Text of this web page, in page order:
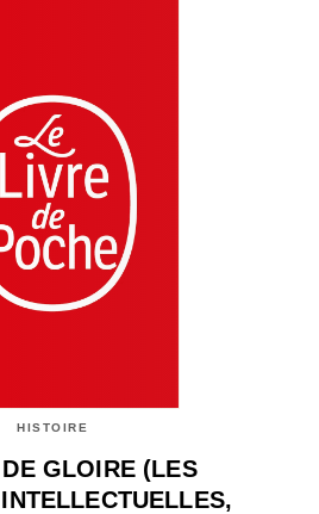
HISTOIRE
GLOIRE (LES